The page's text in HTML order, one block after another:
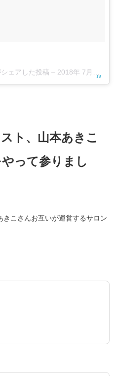
ェアした投稿 – 2018年 7月月17日午後5時39分PDT
ト、山本あきこ
って参りまし
こさんお互いが運営するサロン